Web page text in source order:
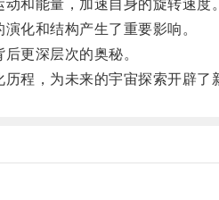
和能量，加速自身的旋转速度。
化和结构产生了重要影响。
更深层次的奥秘。
，为未来的宇宙探索开辟了